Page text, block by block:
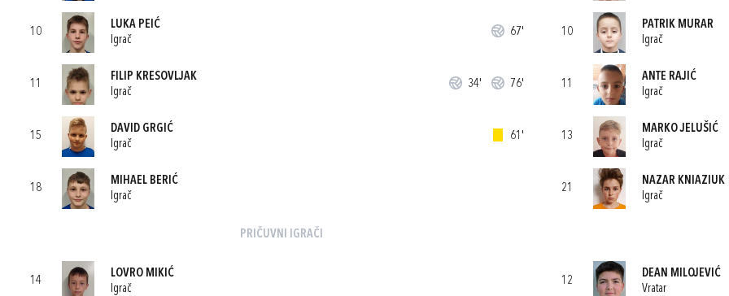
10
LUKA PEIĆ
Igrač
67'
11
FILIP KRESOVLJAK
Igrač
34' 76'
15
DAVID GRGIĆ
Igrač
61'
18
MIHAEL BERIĆ
Igrač
PRIČUVNI IGRAČI
14
LOVRO MIKIĆ
Igrač
10
PATRIK MURAR
Igrač
11
ANTE RAJIĆ
Igrač
13
MARKO JELUŠIĆ
Igrač
21
NAZAR KNIAZIUK
Igrač
12
DEAN MILOJEVIĆ
Vratar